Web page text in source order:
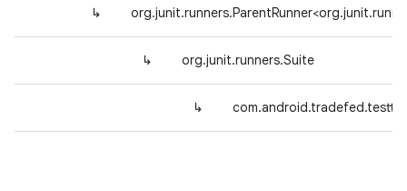
↳
↳ org.junit.runners.Suite
↳